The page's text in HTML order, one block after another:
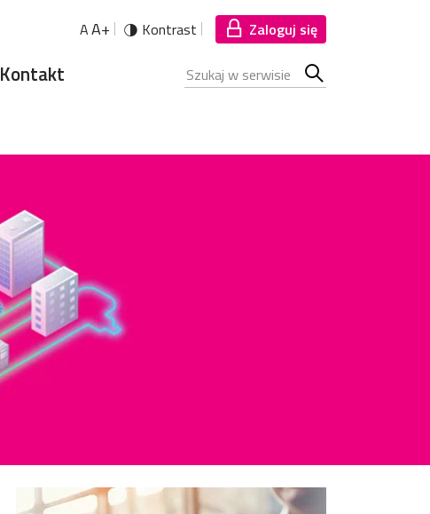
serwisie
Zaloguj się
Kontakt
AA+ Kontrast